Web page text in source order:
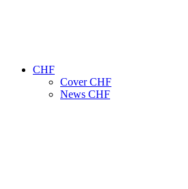
CHF
Cover CHF
News CHF